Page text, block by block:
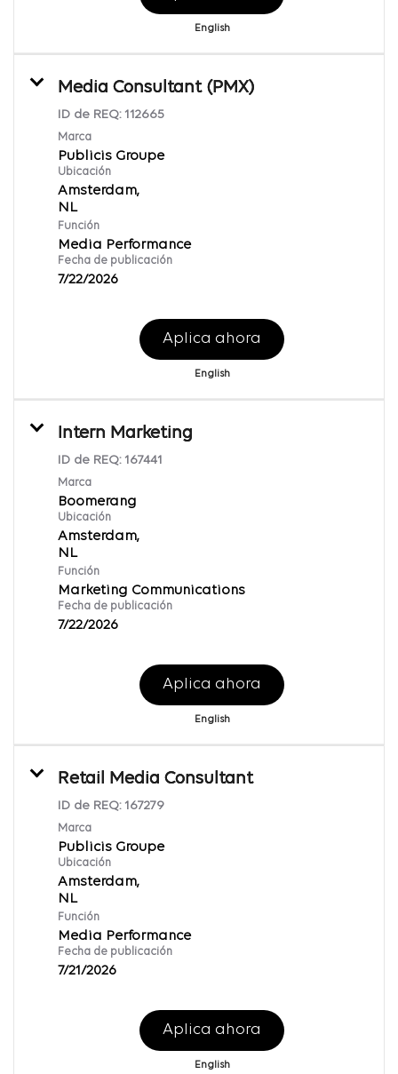
English
Media Consultant (PMX)
ID de REQ: 112665
Marca
Publicis Groupe
Ubicación
Amsterdam,
Función
Media Performance
Fecha de publicación
7/22/2026
Aplica ahora
English
Intern Marketing
ID de REQ: 167441
Marca
Boomerang
Ubicación
Amsterdam,
Función
Marketing Communications
Fecha de publicación
7/22/2026
Aplica ahora
English
Retail Media Consultant
ID de REQ: 167279
Marca
Publicis Groupe
Ubicación
Amsterdam,
Función
Media Performance
Fecha de publicación
7/21/2026
Aplica ahora
English